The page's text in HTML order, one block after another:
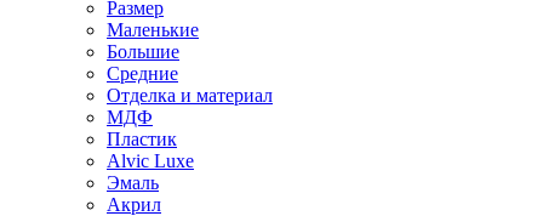
Размер
Маленькие
Большие
Средние
Отделка и материал
МДФ
Пластик
Alvic Luxe
Эмаль
Акрил